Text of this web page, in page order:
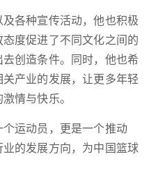
各种宣传活动，他也积极
度促进了不同文化之间的
创造条件。同时，他也希
产业的发展，让更多年轻
情与快乐。
运动员，更是一个推动
的发展方向，为中国篮球